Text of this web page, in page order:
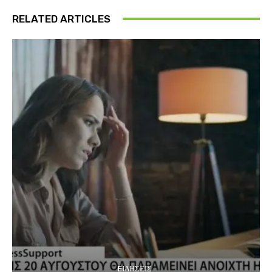
RELATED ARTICLES
EΙΔΗΣΕΙΣ